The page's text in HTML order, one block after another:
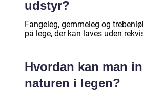
udstyr?
Fangeleg, gemmeleg og
på lege, der kan laves uden
Hvordan kan man
naturen i legen?